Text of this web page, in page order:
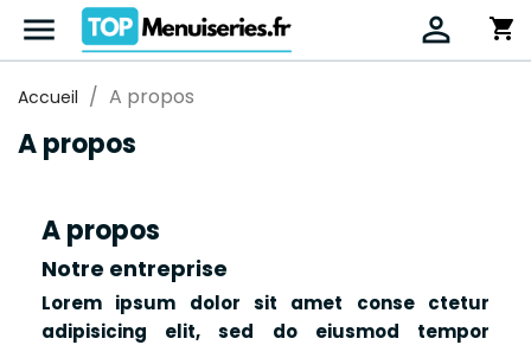
 shopping_cart

Accueil A propos
A propos
A propos
Notre entreprise
Lorem ipsum dolor sit amet conse ctetur
adipisicing elit, sed do eiusmod tempor